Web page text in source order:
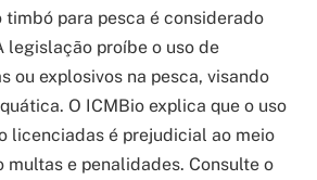
timbó para pesca é considerado
legislação proíbe o uso de
ou explosivos na pesca, visando
O ICMBio explica que o uso
licenciadas é prejudicial ao meio
multas e penalidades. Consulte o